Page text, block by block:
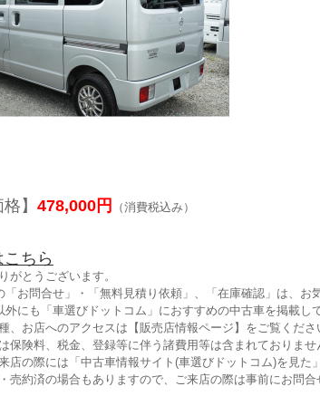
】 478,000円 （消費税込み）
ちら
がとうございます。
「お問合せ」・「無料見積り依頼」、「在庫確認」は、お
外にも「車選びドットコム」におすすめの中古車を掲載し
、お店へのアクセスは【販売店情報ページ】をご覧くださ
保険料、税金、登録等に伴う諸費用等は含まれておりませ
店の際には「中古車情報サイト(車選びドットコム)を見た
売約済の場合もありますので、ご来店の際は事前にお問